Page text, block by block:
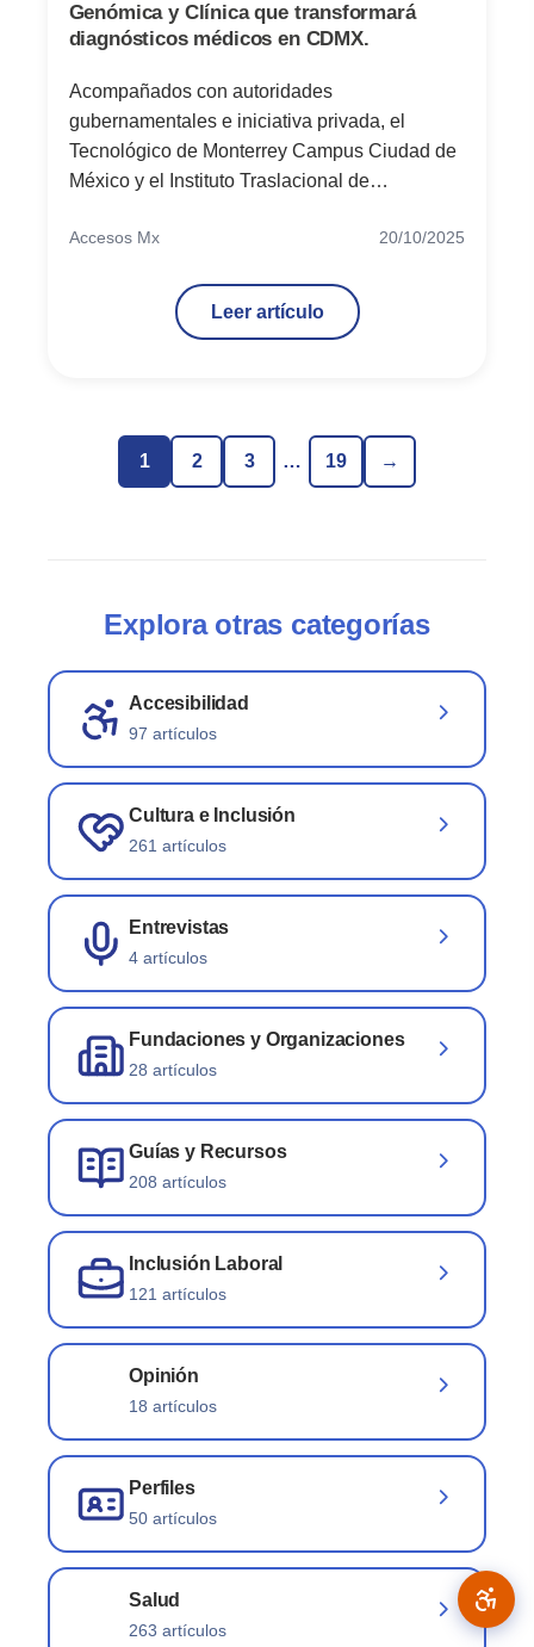
Genómica y Clínica que transformará
diagnósticos médicos en CDMX.
Acompañados con autoridades
gubernamentales e iniciativa privada, el
Tecnológico de Monterrey Campus Ciudad de
México y el Instituto Traslacional de
de Innovación Genómica y Clínica con el
diagnósticos para la salud pública en la capital
Accesos Mx 20/10/2025
Leer artículo
1 2 3 … 19 →
Explora otras categorías
Accesibilidad
97 artículos
Cultura e Inclusión
261 artículos
Entrevistas
4 artículos
Fundaciones y Organizaciones
28 artículos
Guías y Recursos
208 artículos
Inclusión Laboral
121 artículos
Opinión
18 artículos
Perfiles
50 artículos
Salud
263 artículos